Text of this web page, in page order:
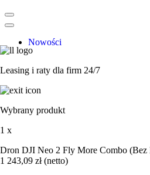
Nowości
Zestawy dla służb
Drony rekreacyjne
DJI Lito X1
DJI Mavic 4 Pro
Leasing i raty dla firm 24/7
Wybrany produkt
1 x
Dron DJI Neo 2 Fly More Combo (Bez
1 243,09 zł(netto)